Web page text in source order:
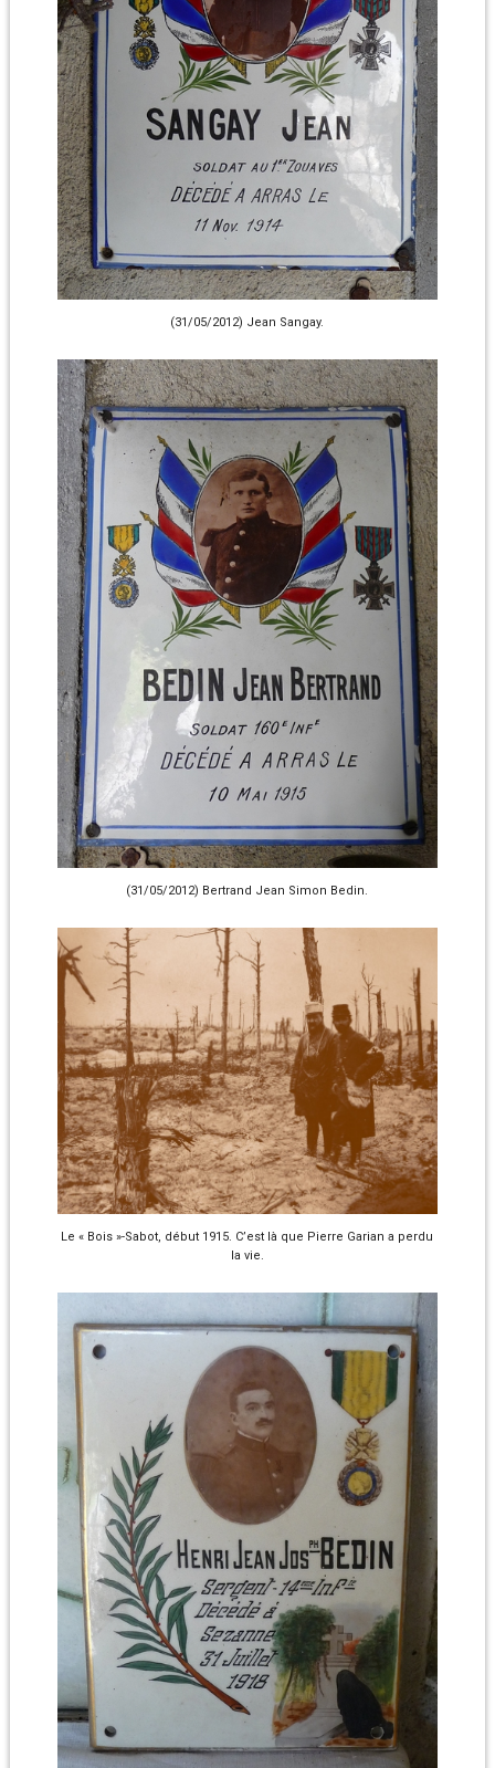
(31/05/2012) Jean Sangay.
(31/05/2012) Bertrand Jean Simon Bedin.
Le « Bois »-Sabot, début 1915. C’est là que Pierre Garian a perdu
la vie.